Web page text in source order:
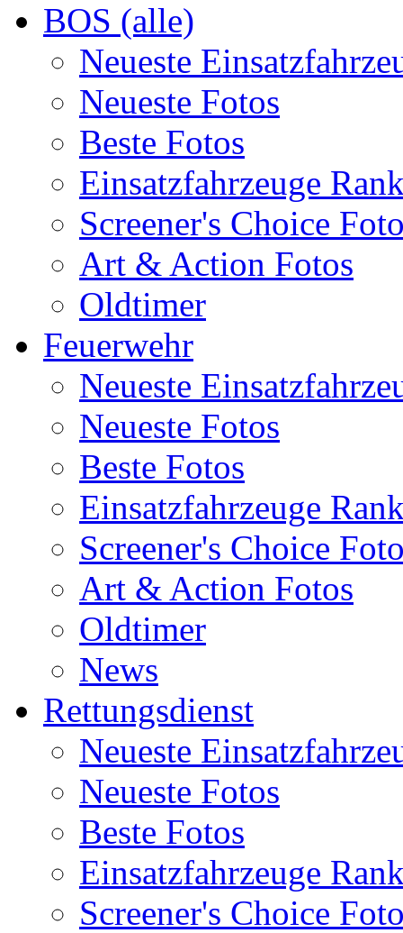
BOS (alle)
Neueste
Neueste Fotos
Beste Fotos
Einsatzfahrzeuge
Screener's Choice
Art & Action Fotos
Oldtimer
Feuerwehr
Neueste
Neueste Fotos
Beste Fotos
Einsatzfahrzeuge
Screener's Choice
Art & Action Fotos
Oldtimer
News
Rettungsdienst
Neueste
Neueste Fotos
Beste Fotos
Einsatzfahrzeuge
Screener's Choice